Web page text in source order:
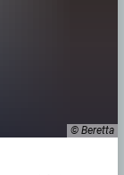
© Beretta